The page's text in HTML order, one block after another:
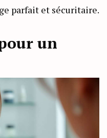
parfait et sécuritaire.
un